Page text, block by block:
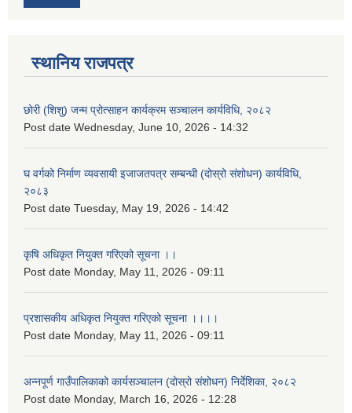
स्थानिय राजपत्र
छोरी (शिशु) जन्म प्रोत्साहन कार्यक्रम सञ्चालन कार्यविधि, २०८२
Post date Wednesday, June 10, 2026 - 14:32
घ वर्गको निर्माण व्यवसायी इजाजतपत्र सम्बन्धी (दोस्रो संशोधन) कार्यविधि,
२०८३
Post date Tuesday, May 19, 2026 - 14:42
कृषि अधिकृत नियुक्त गरिएको सूचना ।।
Post date Monday, May 11, 2026 - 09:11
प्रशासकीय अधिकृत नियुक्त गरिएको सूचना ।।।।
Post date Monday, May 11, 2026 - 09:11
अन्नपूर्ण गाउँपालिकाको कार्यसञ्चालन (दोस्रो संशोधन) निर्देशिका, २०८२
Post date Monday, March 16, 2026 - 12:28